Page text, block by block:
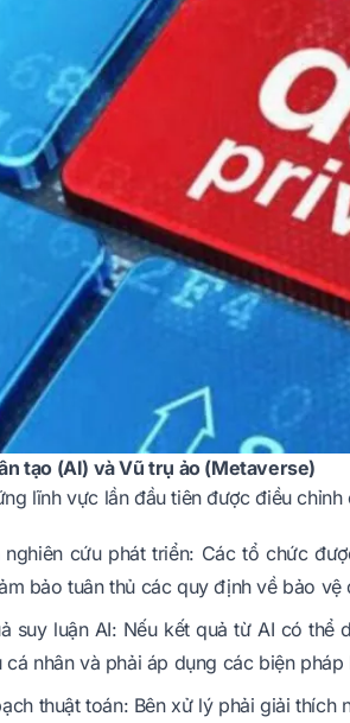
tạo (AI) và Vũ trụ ảo (Metaverse)
lĩnh vực lần đầu tiên được điều
nghiên cứu phát triển: Các tổ chức
bảo tuân thủ các quy định về bảo vệ
suy luận AI: Nếu kết quả từ AI có
cá nhân và phải áp dụng các biện
thuật toán: Bên xử lý phải giải